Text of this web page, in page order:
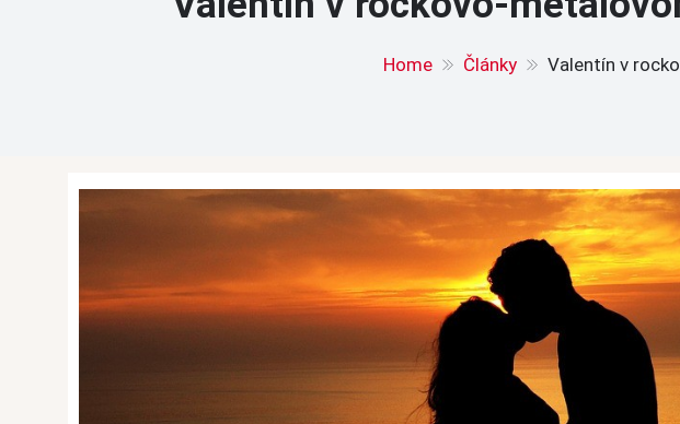
Home Články Valentín v